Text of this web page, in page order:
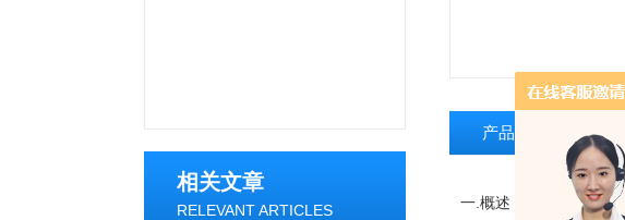
相关文章
RELEVANT ARTICLES
产品介绍
一.概述